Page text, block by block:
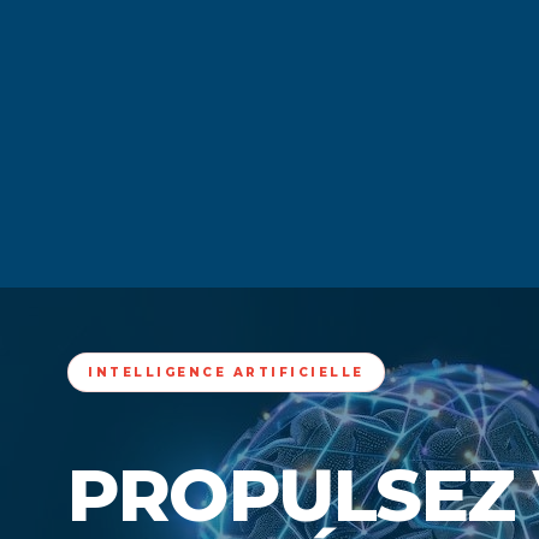
INTELLIGENCE ARTIFICIELLE
PROPULSEZ